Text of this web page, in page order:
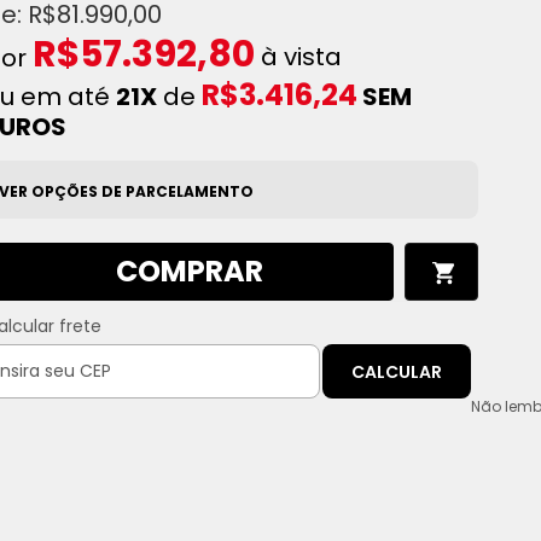
R$81.990,00
R$57.392,80 à vista
em até 21Xde R$3.416,24 SEM
OPÇÕES DE PARCELAMENTO
COMPRAR
frete
CALCULAR
Não